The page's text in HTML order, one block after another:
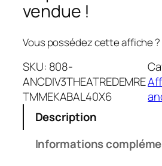
vendue !
Vous possédez cette affiche ?
SKU: 808-
ANCDIV3THEATREDEMRE
TMMEKABAL40X6
Description
Informations